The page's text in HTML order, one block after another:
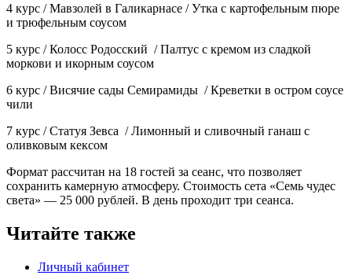
4 курс / Мавзолей в Галикарнасе / Утка с картофельным пюре
и трюфельным соусом
5 курс / Колосс Родосский / Палтус с кремом из сладкой
моркови и икорным соусом
6 курс / Висячие сады Семирамиды / Креветки в остром соусе
чили
7 курс / Статуя Зевса / Лимонный и сливочный ганаш с
оливковым кексом
Формат рассчитан на 18 гостей за сеанс, что позволяет
сохранить камерную атмосферу. Стоимость сета «Семь чудес
света» — 25 000 рублей. В день проходит три сеанса.
Читайте также
Личный кабинет